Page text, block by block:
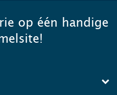
op één handige